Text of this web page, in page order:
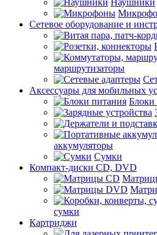
Наушники
Сетевое оборудование и
маршрутизаторы
Аксессуары для мобильных
Блоки
аккумуляторы
Сумки
Компакт-диски CD, DVD
сумки
Картриджи